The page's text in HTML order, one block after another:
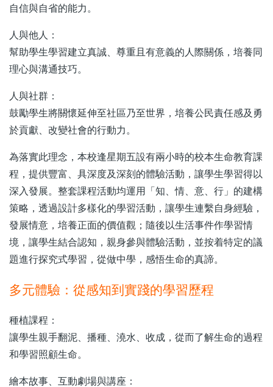
自信與自省的能力。
人與他人：
幫助學生學習建立真誠、尊重且有意義的人際關係，培養同
理心與溝通技巧。
人與社群：
鼓勵學生將關懷延伸至社區乃至世界，培養公民責任感及勇
於貢獻、改變社會的行動力。
為落實此理念，本校逢星期五設有兩小時的校本生命教育課
程，提供豐富、具深度及深刻的體驗活動，讓學生學習得以
深入發展。整套課程活動均運用「知、情、意、行」的建構
策略，透過設計多樣化的學習活動，讓學生連繫自身經驗，
發展情意，培養正面的價值觀；隨後以生活事件作學習情
境，讓學生結合認知，親身參與體驗活動，並按着特定的議
題進行探究式學習，從做中學，感悟生命的真諦。
多元體驗：從感知到實踐的學習歷程
種植課程：
讓學生親手翻泥、播種、澆水、收成，從而了解生命的過程
和學習照顧生命。
繪本故事、互動劇場與講座：